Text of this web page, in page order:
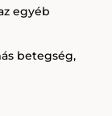
egyéb
betegség,